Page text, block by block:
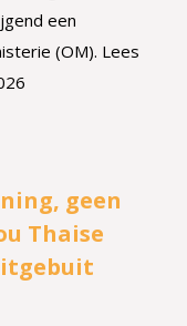
een
(OM). Lees
geen
Thaise